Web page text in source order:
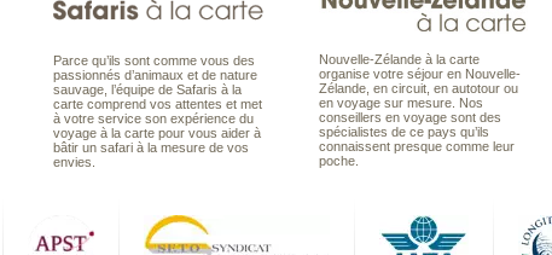
Parce qu’ils sont comme vous des
passionnés d’animaux et de nature
sauvage, l’équipe de Safaris à la
carte comprend vos attentes et met
à votre service son expérience du
voyage à la carte pour vous aider à
bâtir un safari à la mesure de vos
envies.
Nouvelle-Zélande à la carte
organise votre séjour en Nouvelle-
Zélande, en circuit, en autotour ou
en voyage sur mesure. Nos
conseillers en voyage sont des
spécialistes de ce pays qu’ils
connaissent presque comme leur
poche.